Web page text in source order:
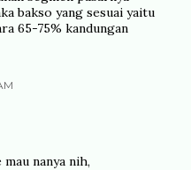
bakso yang sesuai yaitu
65-75% kandungan
nanya nih,